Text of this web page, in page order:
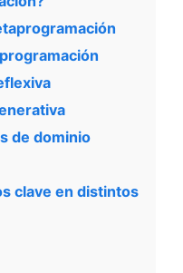
de dominio
clave en distintos